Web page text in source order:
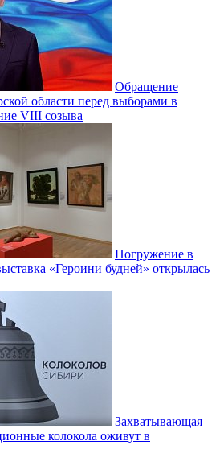
Обращение
области перед выборами в
VIII созыва
Погружение в
«Героини будней» открылась
Захватывающая
колокола оживут в